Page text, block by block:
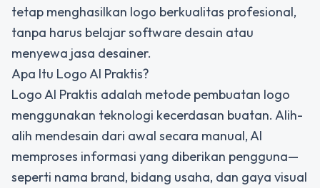
tetap menghasilkan logo berkualitas profesional,
tanpa harus belajar software desain atau
menyewa jasa desainer.
Apa Itu Logo AI Praktis?
Logo AI Praktis adalah metode pembuatan logo
menggunakan teknologi kecerdasan buatan. Alih-
alih mendesain dari awal secara manual, AI
memproses informasi yang diberikan pengguna—
seperti nama brand, bidang usaha, dan gaya visual